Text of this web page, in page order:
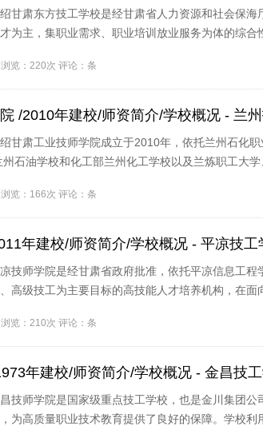
甘肃东方技工学校是经甘肃省人力资源和社会保海
为主，集职业需求、职业培训放业服务为体的综合
览：220次 评论：条
/2010年建校/师资简介/学校概况 - 兰
甘肃工业技师学院成立于2010年，依托兰州石化
石油学校和化工部兰州化工学校以及兰炼职工大
览：166次 评论：条
年建校/师资简介/学校概况 - 平凉技工
技师学院是经甘肃省政府批准，依托平凉信息工程
高级技工为主要目标的高技能人才培养机构，在
览：210次 评论：条
年建校/师资简介/学校概况 - 金昌技
技师学院是国家级重点技工学校，也是金川集团
为高质量职业技术教育提供了良好的保障。学校